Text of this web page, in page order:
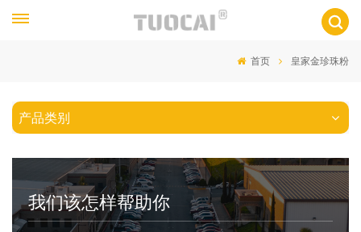
首页 皇家金珍珠粉
产品类别
我们该怎样帮助你